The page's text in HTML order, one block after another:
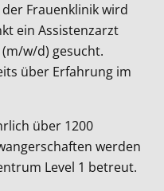
Frauenklinik wird
ein Assistenzarzt
w/d) gesucht.
über Erfahrung im
über 1200
werden
Level 1 betreut.